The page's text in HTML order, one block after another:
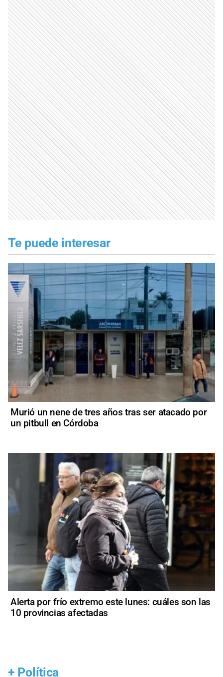
Te puede interesar
Murió un nene de tres años tras ser atacado por
un pitbull en Córdoba
Alerta por frío extremo este lunes: cuáles son las
10 provincias afectadas
+ Política